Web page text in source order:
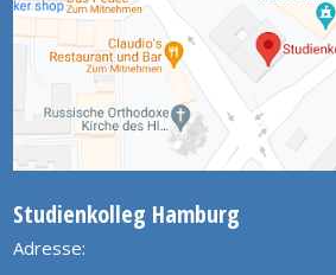
Studienkolleg Hamburg
Adresse: